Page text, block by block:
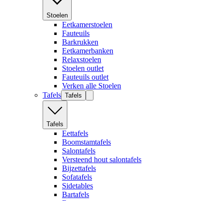
Stoelen
Eetkamerstoelen
Fauteuils
Barkrukken
Eetkamerbanken
Relaxstoelen
Stoelen outlet
Fauteuils outlet
Verken alle Stoelen
Tafels Tafels
Tafels
Eettafels
Boomstamtafels
Salontafels
Versteend hout salontafels
Bijzettafels
Sofatafels
Sidetables
Bartafels